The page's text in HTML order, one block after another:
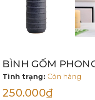
BÌNH GỐM
Tình trạng: Còn hàng
250.000₫